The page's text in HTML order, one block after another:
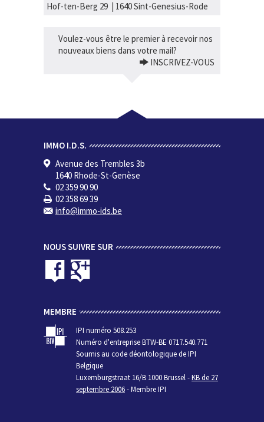
Hof-ten-Berg 29 | 1640 Sint-Genesius-Rode
Voulez-vous être le premier à recevoir nos
nouveaux biens dans votre mail?
INSCRIVEZ-VOUS
IMMO I.D.S.
Avenue des Trembles 3b
1640 Rhode-St-Genèse
02 359 90 90
02 358 69 39
info@immo-ids.be
NOUS SUIVRE SUR
MEMBRE
IPI numéro 508.253
Numéro d'entreprise BTW-BE 0717.540.771
Soumis au code déontologique de IPI
Belgique
Luxemburgstraat 16/B 1000 Brussel -KB de 27
septembre 2006- Membre IPI